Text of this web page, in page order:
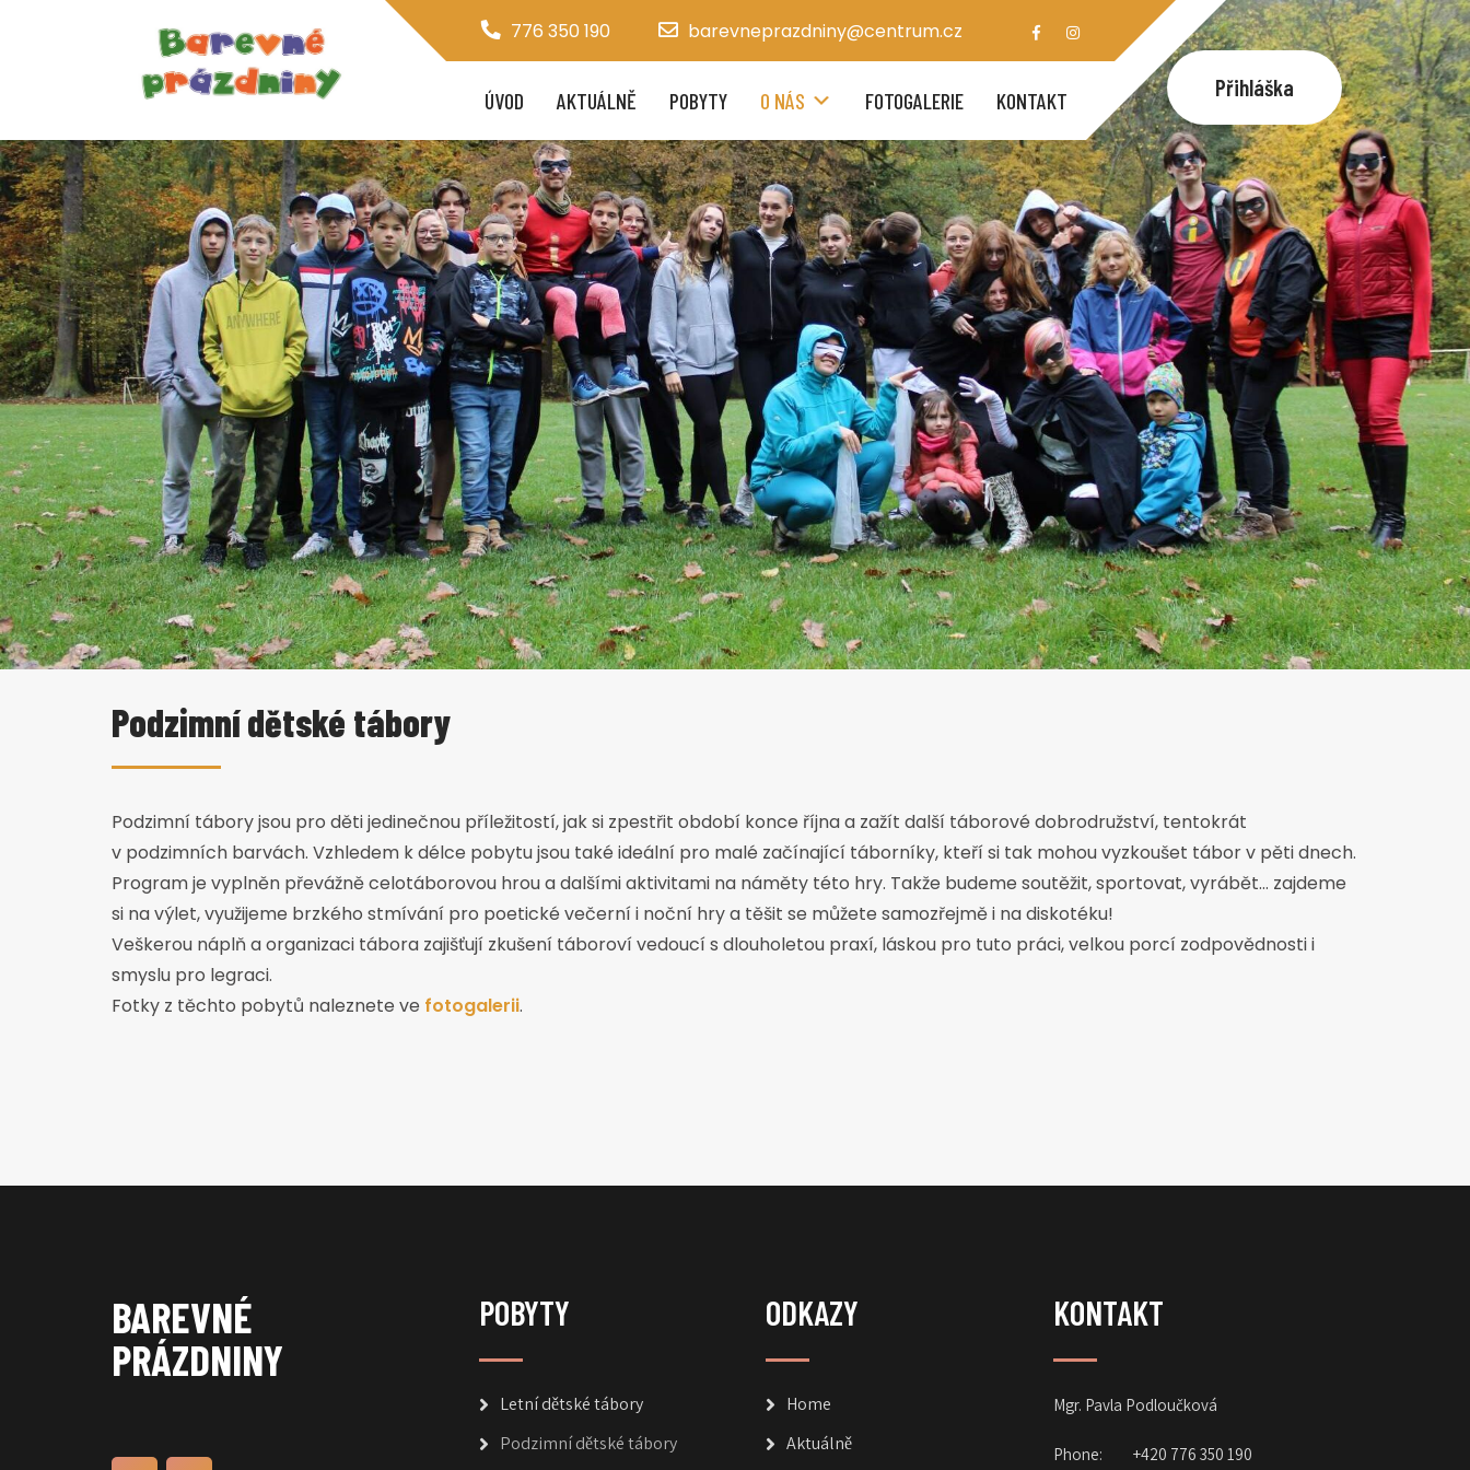
776 350 190 barevneprazdniny@centrum.cz
Přihláška
ÚVOD AKTUÁLNĚ POBYTY O NÁS FOTOGALERIE KONTAKT
Podzimní dětské tábory
Podzimní tábory jsou pro děti jedinečnou příležitostí, jak si zpestřit období konce října a zažít další táborové dobrodružství, tentokrát
v podzimních barvách. Vzhledem k délce pobytu jsou také ideální pro malé začínající táborníky, kteří si tak mohou vyzkoušet tábor v pěti dnech.
Program je vyplněn převážně celotáborovou hrou a dalšími aktivitami na náměty této hry. Takže budeme soutěžit, sportovat, vyrábět… zajdeme
si na výlet, využijeme brzkého stmívání pro poetické večerní i noční hry a těšit se můžete samozřejmě i na diskotéku!
Veškerou náplň a organizaci tábora zajišťují zkušení táboroví vedoucí s dlouholetou praxí, láskou pro tuto práci, velkou porcí zodpovědnosti i
smyslu pro legraci.
Fotky z těchto pobytů naleznete ve fotogalerii.
BAREVNÉ
PRÁZDNINY
POBYTY
Letní dětské tábory
Podzimní dětské tábory
ODKAZY
Home
Aktuálně
KONTAKT
Mgr. Pavla Podloučková
Phone: +420 776 350 190